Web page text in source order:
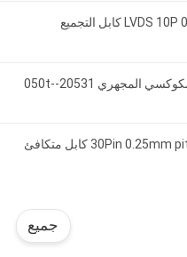
كابل LVDS 10P 0.35mm Pitch 20857-010T-01 كابل التجميع
20531 50P التزاوج الرأسي الكابل المكوكسي المجهري 20531-050t-
كيل XSLS سيريس 30Pin 0.25mm pitch XSLS20-30P كابل متكافئ
جميع